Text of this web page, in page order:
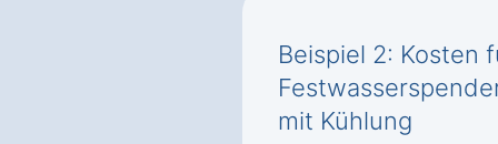
Beispiel 2: Kosten
mit Kühlung